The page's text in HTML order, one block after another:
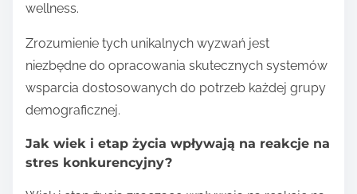
wellness.
Zrozumienie tych unikalnych wyzwań jest
niezbędne do opracowania skutecznych systemów
wsparcia dostosowanych do potrzeb każdej grupy
demograficznej.
Jak wiek i etap życia wpływają na reakcje na
stres konkurencyjny?